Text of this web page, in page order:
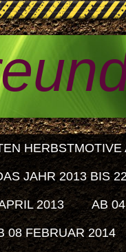
HERBSTMOTIVE
JAHR 2013 BIS
2013 AB
08 FEBRUAR 2014